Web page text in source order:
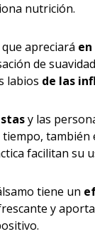
nutrición.
apreciará
de
labios de las
y las
también
facilitan su
tiene un
y